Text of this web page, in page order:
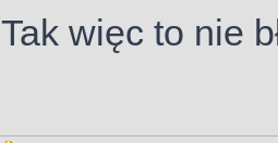
Tak więc to nie